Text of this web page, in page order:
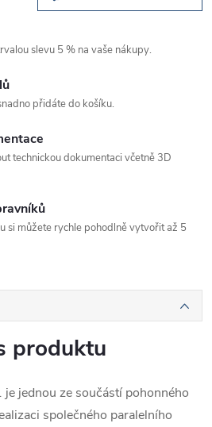
slevu 5 % na vaše nákupy.
přidáte do košíku.
technickou dokumentaci včetně 3D
si můžete rychle pohodlně vytvořit až 5
produktu
jednou ze součástí pohonného
společného paralelního